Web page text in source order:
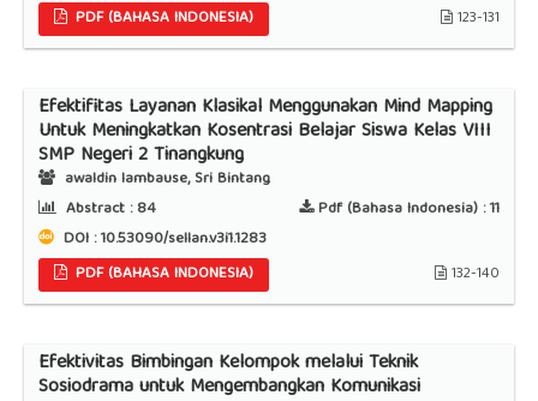
PDF (BAHASA INDONESIA)
123-131
Efektifitas Layanan Klasikal Menggunakan Mind Mapping
Untuk Meningkatkan Kosentrasi Belajar Siswa Kelas VIII
SMP Negeri 2 Tinangkung
awaldin lambause, Sri Bintang
Abstract :84 Pdf (Bahasa Indonesia) :11
DOI : 10.53090/sellan.v3i1.1283
PDF (BAHASA INDONESIA)
132-140
Efektivitas Bimbingan Kelompok melalui Teknik
Sosiodrama untuk Mengembangkan Komunikasi